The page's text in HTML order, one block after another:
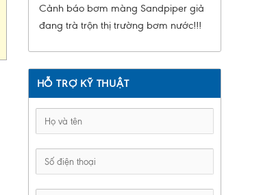
Cảnh báo bơm màng Sandpiper giả
đang trà trộn thị trường bơm nước!!!
HỖ TRỢ KỸ THUẬT